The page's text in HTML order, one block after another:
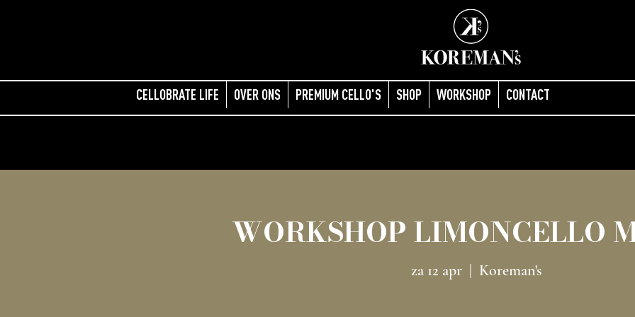
CELLOBRATE LIFE OVER ONS PREMIUM CELLO'S SHOP WORKSHOP CONTACT
WORKSHOP LIMONCELLO
za 12 apr
  |
Koreman's